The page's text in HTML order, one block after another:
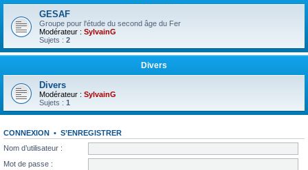
GESAF
Groupe pour l'étude du second âge du Fer
Modérateur : SylvainG
Sujets : 2
Divers
Divers
Modérateur : SylvainG
Sujets : 1
CONNEXION • S’ENREGISTRER
Nom d’utilisateur :
Mot de passe :